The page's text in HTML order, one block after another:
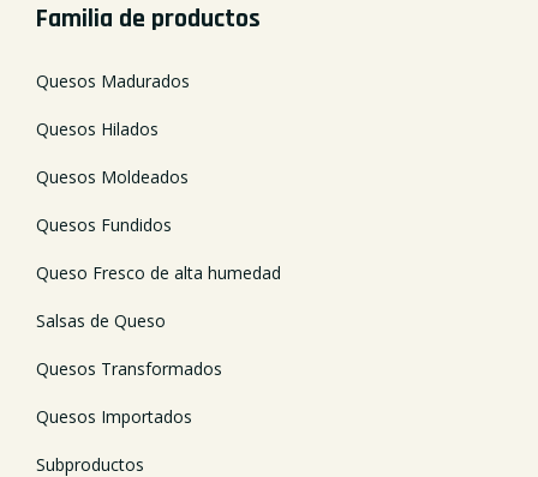
Familia de productos
Quesos Madurados
Quesos Hilados
Quesos Moldeados
Quesos Fundidos
Queso Fresco de alta humedad
Salsas de Queso
Quesos Transformados
Quesos Importados
Subproductos